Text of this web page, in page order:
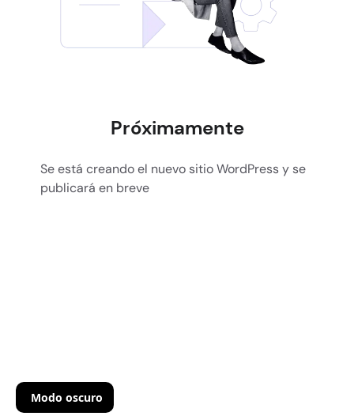
Próximamente
Se está creando el nuevo sitio WordPress y se
publicará en breve
Modo oscuro